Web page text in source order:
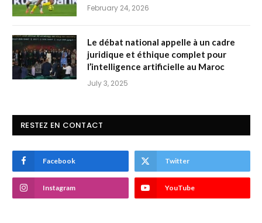
February 24, 2026
Le débat national appelle à un cadre
juridique et éthique complet pour
l’intelligence artificielle au Maroc
July 3, 2025
RESTEZ EN CONTACT
Facebook Twitter
Instagram YouTube